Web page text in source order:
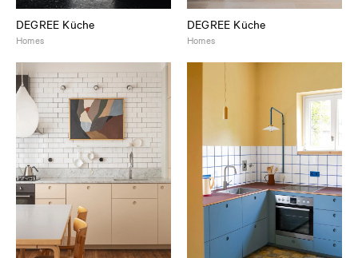
DEGREE Küche
Homes
DEGREE Küche
Homes